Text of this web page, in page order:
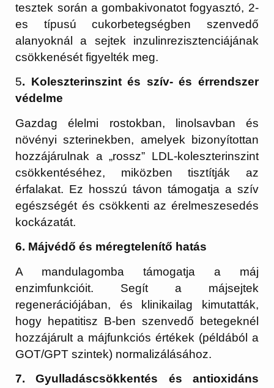
tesztek során a gombakivonatot fogyasztó, 2-
es típusú cukorbetegségben szenvedő
alanyoknál a sejtek inzulinrezisztenciájának
csökkenését figyelték meg.
5. Koleszterinszint és szív- és érrendszer
védelme
Gazdag élelmi rostokban, linolsavban és
növényi szterinekben, amelyek bizonyítottan
hozzájárulnak a „rossz” LDL-koleszterinszint
csökkentéséhez, miközben tisztítják az
érfalakat. Ez hosszú távon támogatja a szív
egészségét és csökkenti az érelmeszesedés
kockázatát.
6. Májvédő és méregtelenítő hatás
A mandulagomba támogatja a máj
enzimfunkcióit. Segít a májsejtek
regenerációjában, és klinikailag kimutatták,
hogy hepatitisz B-ben szenvedő betegeknél
hozzájárult a májfunkciós értékek (példából a
GOT/GPT szintek) normalizálásához.
7. Gyulladáscsökkentés és antioxidáns